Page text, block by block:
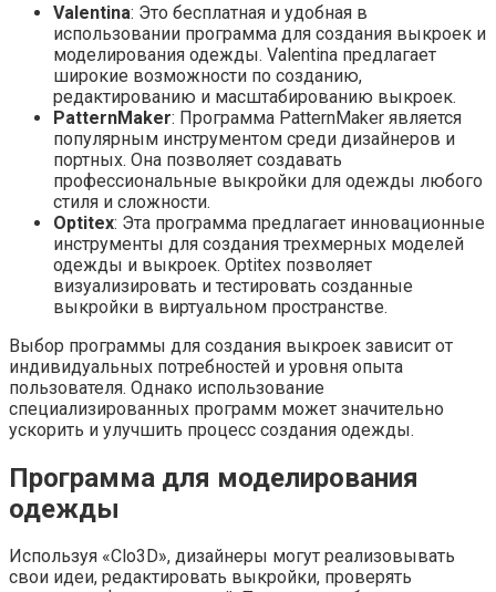
Valentina: Это бесплатная и удобная в
использовании программа для создания выкроек и
моделирования одежды. Valentina предлагает
широкие возможности по созданию,
редактированию и масштабированию выкроек.
PatternMaker: Программа PatternMaker является
популярным инструментом среди дизайнеров и
портных. Она позволяет создавать
профессиональные выкройки для одежды любого
стиля и сложности.
Optitex: Эта программа предлагает инновационные
инструменты для создания трехмерных моделей
одежды и выкроек. Optitex позволяет
визуализировать и тестировать созданные
выкройки в виртуальном пространстве.
Выбор программы для создания выкроек зависит от
индивидуальных потребностей и уровня опыта
пользователя. Однако использование
специализированных программ может значительно
ускорить и улучшить процесс создания одежды.
Программа для моделирования
одежды
Используя «Clo3D», дизайнеры могут реализовывать
свои идеи, редактировать выкройки, проверять